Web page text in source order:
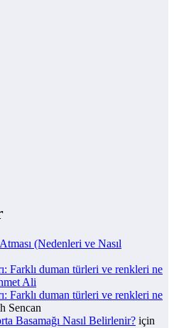
(Nedenleri ve Nasıl
Farklı duman türleri ve renkleri ne
Ali
Farklı duman türleri ve renkleri ne
Sencan
Basamağı Nasıl Belirlenir? için